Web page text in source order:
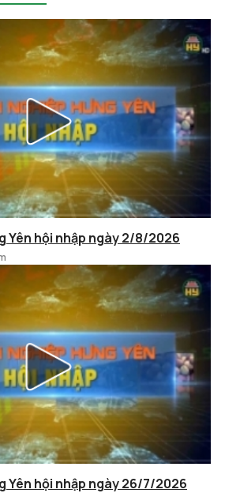
Yên hội nhập ngày 2/8/2026
Yên hội nhập ngày 26/7/2026